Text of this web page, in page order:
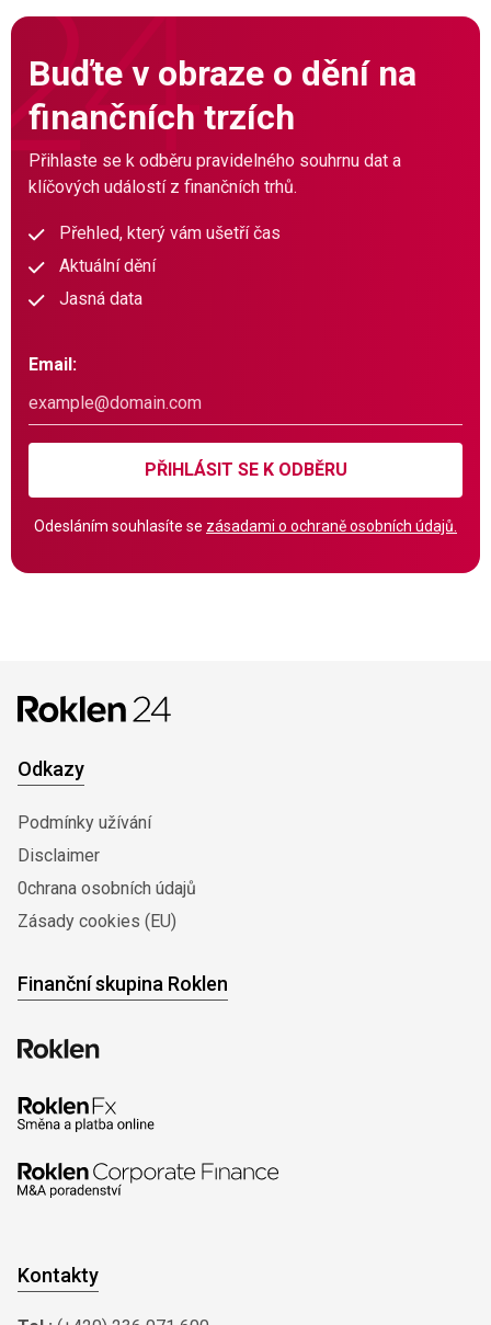
Buďte v obraze o dění na
finančních trzích
Přihlaste se k odběru pravidelného souhrnu dat a
klíčových událostí z finančních trhů.
Přehled, který vám ušetří čas
Aktuální dění
Jasná data
Email:
PŘIHLÁSIT SE K ODBĚRU
Odesláním souhlasíte se zásadami o ochraně osobních údajů.
Odkazy
Podmínky užívání
Disclaimer
0chrana osobních údajů
Zásady cookies (EU)
Finanční skupina Roklen
Kontakty